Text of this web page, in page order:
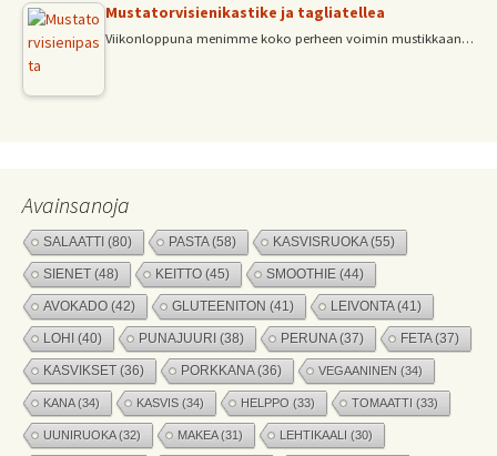
Mustatorvisienikastike ja tagliatellea
Viikonloppuna menimme koko perheen voimin mustikkaan…
Avainsanoja
SALAATTI (80) PASTA(58) KASVISRUOKA (55)
SIENET (48) KEITTO (45) SMOOTHIE (44)
AVOKADO (42) GLUTEENITON (41) LEIVONTA(41)
LOHI (40) PUNAJUURI (38) PERUNA(37) FETA(37)
KASVIKSET (36) PORKKANA(36) VEGAANINEN (34)
KANA(34) KASVIS (34) HELPPO (33) TOMAATTI (33)
UUNIRUOKA(32) MAKEA(31) LEHTIKAALI (30)